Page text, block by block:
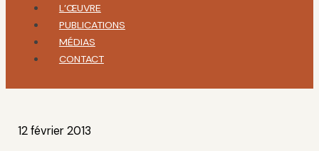
L’ŒUVRE
PUBLICATIONS
MÉDIAS
CONTACT
12 février 2013